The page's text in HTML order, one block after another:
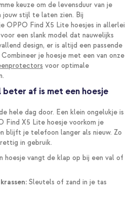
keuze om de levensduur van je
stijl te laten zien. Bij
OPPO Find X5 Lite hoesjes in allerlei
een slank model dat nauwelijks
design, er is altijd een passende
je hoesje met een van onze
voor optimale
af is met een hoesje
hele dag door. Een klein ongelukje is
Find X5 Lite hoesje voorkom je
blijft je telefoon langer als nieuw. Zo
in gebruik.
hoesje vangt de klap op bij een val of
Sleutels of zand in je tas